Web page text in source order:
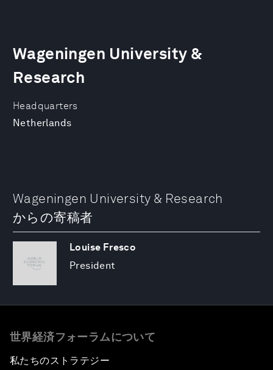
Headquarters
Netherlands
Wageningen University &
Research
Wageningen University & Research
からの寄稿者
Louise Fresco
President
世界経済フォーラムについて
私たちのストラテジー